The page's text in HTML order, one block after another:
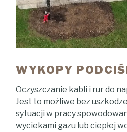
WYKOPY
Oczyszczanie kabli i rur do
Jest to możliwe bez
sytuacji w pracy
wyciekami gazu lub ciepłej